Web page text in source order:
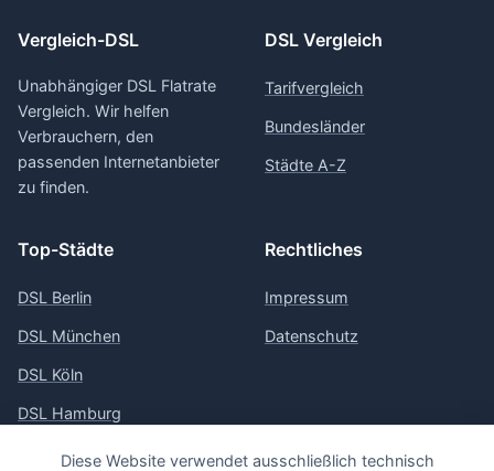
Vergleich-DSL
Unabhängiger DSL Flatrate
Vergleich. Wir helfen
Verbrauchern, den
passenden Internetanbieter
zu finden.
DSL Vergleich
Tarifvergleich
Bundesländer
Städte A-Z
Top-Städte
DSL Berlin
DSL München
DSL Köln
DSL Hamburg
DSL Frankfurt
Rechtliches
Impressum
Datenschutz
Diese Website verwendet ausschließlich technisch